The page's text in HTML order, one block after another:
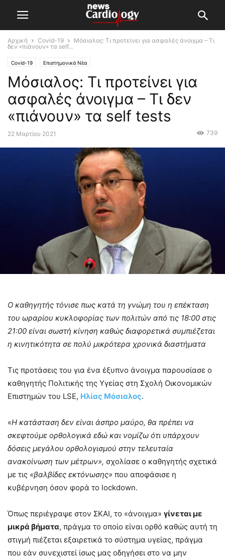
Αρχική Covid-19
Μόσιαλος: Τι προτείνει για ασφαλές άνοιγμα – Τι
δεν «πιάνουν» τα self...
Covid-19 Επιστημονικά Νέα
Μόσιαλος: Τι προτείνει για
ασφαλές άνοιγμα – Τι δεν
«πιάνουν» τα self tests
22 Μαρτίου 2021 739
O καθηγητής τόνισε πως κατά τη γνώμη του η επέκταση
του ωραρίου κυκλοφορίας των πολιτών από τις 18:00 στις
21:00 είναι σωστή κίνηση καθώς διαφορετικά συμπιέζεται
η κινητικότητα σε πολύ μικρότερα χρονικά διαστήματα
Τις προτάσεις του για ένα έξυπνο άνοιγμα παρουσίασε ο
καθηγητής Πολιτικής της Υγείας στη Σχολή Οικονομικών
Επιστημών του LSE, Ηλίας Μόσιαλος.
«Η κατάσταση δεν είναι άσπρο μαύρο, θα πρέπει να
σκεφτούμε ορθολογικά εδώ και νομίζω ότι υπάρχουν
δόσεις μεγάλου ορθολογισμού στην τελευταία
ανακοίνωση των μέτρων», σχολίασε ο καθηγητής σχετικά
με τις «βαλβίδες εκτόνωσης» που αποφάσισε η
κυβέρνηση όσον φορά το lockdown.
Όπως περιέγραψε στον ΣΚΑΙ, το «άνοιγμα» γίνεται με
μικρά βήματα, πράγμα το οποίο είναι ορθό καθώς αυτή τη
στιγμή πιέζεται εξαιρετικά το σύστημα υγείας, πράγμα
που εάν συνεχιστεί ίσως μας οδηγήσει στο να μην